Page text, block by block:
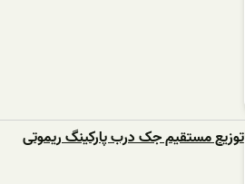
توزیع مستقیم جک درب پارکینگ ریموتی